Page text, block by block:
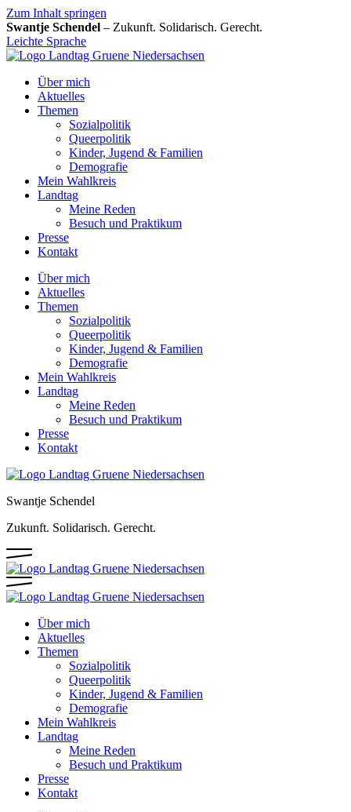
Zum Inhalt springen
Swantje Schendel – Zukunft. Solidarisch. Gerecht.
Leichte Sprache
Über mich
Aktuelles
Themen
Sozialpolitik
Queerpolitik
Kinder, Jugend & Familien
Demografie
Mein Wahlkreis
Landtag
Meine Reden
Besuch und Praktikum
Presse
Kontakt
Über mich
Aktuelles
Themen
Sozialpolitik
Queerpolitik
Kinder, Jugend & Familien
Demografie
Mein Wahlkreis
Landtag
Meine Reden
Besuch und Praktikum
Presse
Kontakt
Swantje Schendel
Zukunft. Solidarisch. Gerecht.
Über mich
Aktuelles
Themen
Sozialpolitik
Queerpolitik
Kinder, Jugend & Familien
Demografie
Mein Wahlkreis
Landtag
Meine Reden
Besuch und Praktikum
Presse
Kontakt